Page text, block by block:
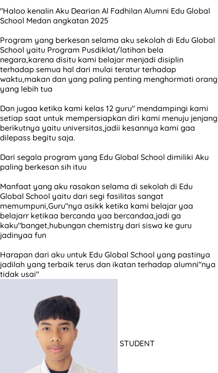
"Haloo kenalin Aku Dearian Al Fadhilan Alumni Edu Global
School Medan angkatan 2025
Program yang berkesan selama aku sekolah di Edu Global
School yaitu Program Pusdiklat/latihan bela
negara,karena disitu kami belajar menjadi disiplin
terhadap semua hal dari mulai teratur terhadap
waktu,makan dan yang paling penting menghormati orang
yang lebih tua
Dan jugaa ketika kami kelas 12 guru" mendampingi kami
setiap saat untuk mempersiapkan diri kami menuju jenjang
berikutnya yaitu universitas,jadii kesannya kami gaa
dilepass begitu saja.
Dari segala program yang Edu Global School dimiliki Aku
paling berkesan sih ituu
Manfaat yang aku rasakan selama di sekolah di Edu
Global School yaitu dari segi fasilitas sangat
memumpuni,Guru"nya asikk ketika kami belajar yaa
belajarr ketikaa bercanda yaa bercandaa,jadi ga
kaku"banget,hubungan chemistry dari siswa ke guru
jadinyaa fun
Harapan dari aku untuk Edu Global School yang pastinya
jadilah yang terbaik terus dan ikatan terhadap alumni"nya
tidak usai"
STUDENT